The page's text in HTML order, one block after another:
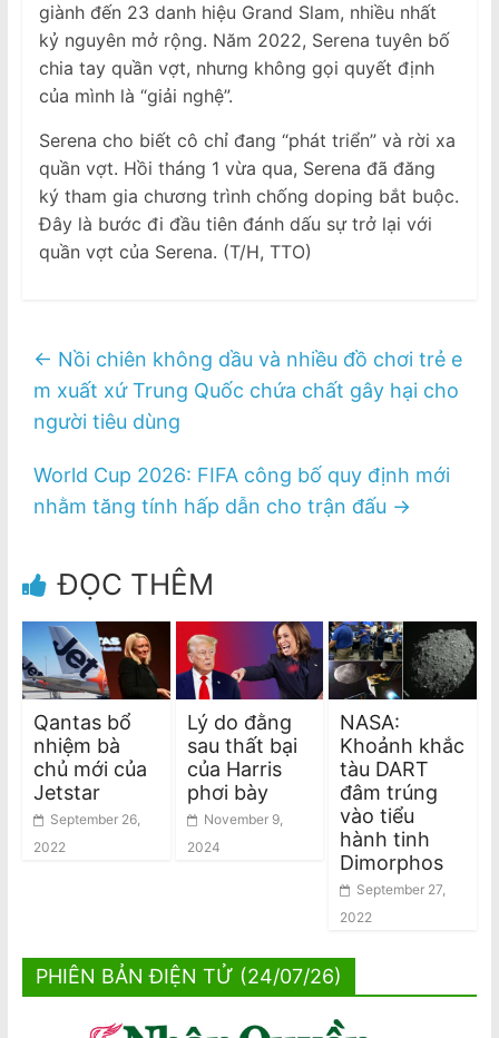
giành đến 23 danh hiệu Grand Slam, nhiều nhất
kỷ nguyên mở rộng. Năm 2022, Serena tuyên bố
chia tay quần vợt, nhưng không gọi quyết định
của mình là “giải nghệ”.
Serena cho biết cô chỉ đang “phát triển” và rời xa
quần vợt. Hồi tháng 1 vừa qua, Serena đã đăng
ký tham gia chương trình chống doping bắt buộc.
Đây là bước đi đầu tiên đánh dấu sự trở lại với
quần vợt của Serena. (T/H, TTO)
← Nồi chiên không dầu và nhiều đồ chơi trẻ e
m xuất xứ Trung Quốc chứa chất gây hại cho
người tiêu dùng
World Cup 2026: FIFA công bố quy định mới
nhằm tăng tính hấp dẫn cho trận đấu →
ĐỌC THÊM
Qantas bổ
nhiệm bà
chủ mới của
Jetstar
September 26,
2022
Lý do đằng
sau thất bại
của Harris
phơi bày
November 9,
2024
NASA:
Khoảnh khắc
tàu DART
đâm trúng
vào tiểu
hành tinh
Dimorphos
September 27,
2022
PHIÊN BẢN ĐIỆN TỬ (24/07/26)